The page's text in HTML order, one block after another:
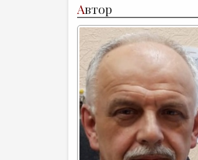
Автор